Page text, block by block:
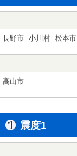
長野市 小川村 松本市
高山市
震度1